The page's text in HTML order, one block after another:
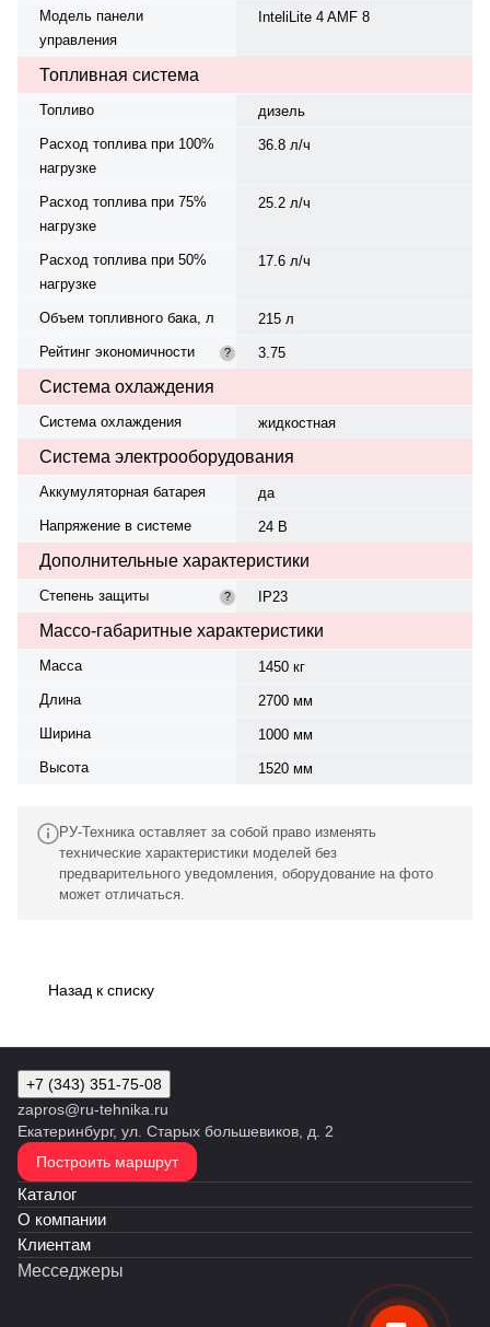
Модель панели
управления
InteliLite 4 AMF 8
Топливная система
Топливо
дизель
Расход топлива при 100%
нагрузке
36.8 л/ч
Расход топлива при 75%
нагрузке
25.2 л/ч
Расход топлива при 50%
нагрузке
17.6 л/ч
Объем топливного бака, л
215 л
Рейтинг экономичности
? 3.75
Система охлаждения
Система охлаждения жидкостная
Система электрооборудования
Аккумуляторная батарея
да
Напряжение в системе
24 В
Дополнительные характеристики
Степень защиты ? IP23
Массо-габаритные характеристики
Масса
1450 кг
Длина
2700 мм
Ширина
1000 мм
Высота
1520 мм
РУ-Техника оставляет за собой право изменять
технические характеристики моделей без
предварительного уведомления, оборудование на фото
может отличаться.
Назад к списку
+7 (343) 351-75-08
zapros@ru-tehnika.ru
Екатеринбург, ул. Старых большевиков, д. 2
Построить маршрут
Каталог
О компании
Клиентам
Месседжеры